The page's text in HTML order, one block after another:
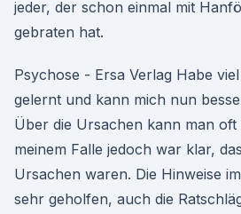
jeder, der schon einmal mit
gebraten hat.
Psychose - Ersa Verlag Habe
gelernt und kann mich nun
Über die Ursachen kann man
meinem Falle jedoch war klar,
Ursachen waren. Die Hinweise
sehr geholfen, auch die